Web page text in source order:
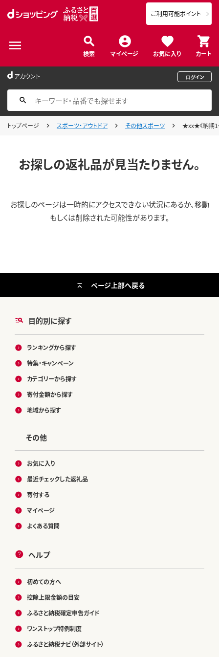
検索 マイページ お気に入り カート
ご利用可能ポイント
アカウント ログイン
トップページ スポーツ・アウトドア その他スポーツ ★xx★《納期1
お探しの返礼品が見当たりません。
お探しのページは一時的にアクセスできない状況にあるか、移動
もしくは削除された可能性があります。
目的別に探す
ランキングから探す
特集・キャンペーン
カテゴリーから探す
寄付金額から探す
地域から探す
その他
お気に入り
最近チェックした返礼品
寄付する
マイページ
よくある質問
ヘルプ
初めての方へ
控除上限金額の目安
ふるさと納税確定申告ガイド
ワンストップ特例制度
ふるさと納税ナビ（外部サイト）
ページ上部へ戻る